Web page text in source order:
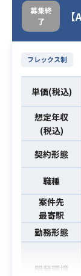
必須スキル
募集終
了
フレックス制
単価(税込)
想定年収
(税込)
契約形態
職種
案件先
最寄駅
勤務形態
開発環境